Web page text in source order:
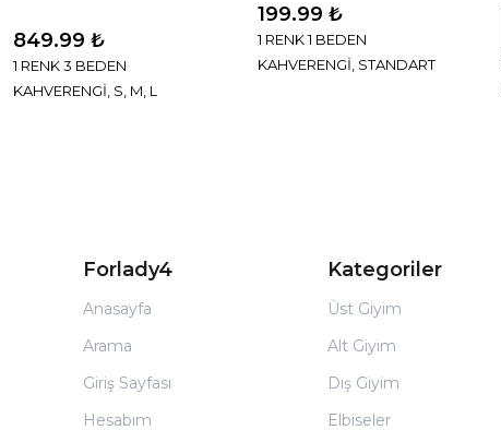
849.99 ₺
1 RENK 3 BEDEN
KAHVERENGİ, S, M, L
199.99 ₺
1 RENK 1 BEDEN
KAHVERENGİ, STANDART
Forlady4
Anasayfa
Arama
Giriş Sayfası
Hesabım
Kategoriler
Üst Giyim
Alt Giyim
Dış Giyim
Elbiseler